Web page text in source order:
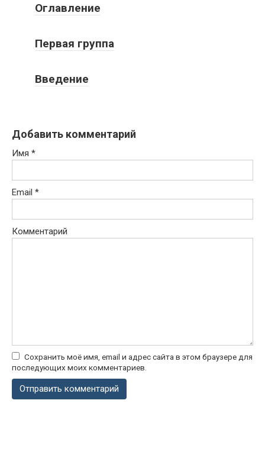
Оглавление
Первая группа
Введение
Добавить комментарий
Имя *
Email *
Комментарий
Сохранить моё имя, email и адрес сайта в этом браузере для
последующих моих комментариев.